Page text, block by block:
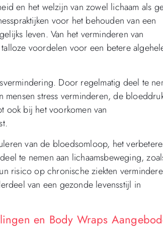
en het welzijn van zowel lichaam als
voor het behouden van een
leven. Van het verminderen van
voordelen voor een betere
Door regelmatig deel te
mensen stress verminderen, de
ook bij het voorkomen van
van de bloedsomloop, het
te nemen aan lichaamsbeweging,
risico op chronische ziekten
van een gezonde levensstijl in
en Body Wraps